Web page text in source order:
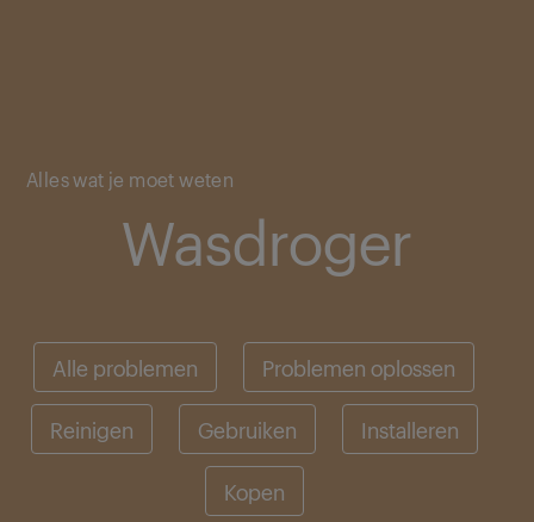
Alles wat je moet weten
Wasdroger
Alle problemen Problemen oplossen
Reinigen Gebruiken Installeren
Kopen